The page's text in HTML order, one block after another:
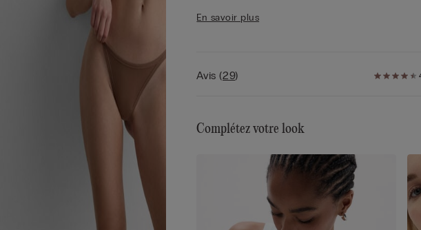
• Coupe ajustée
En savoir plus
Avis(29)
Complétez votre look